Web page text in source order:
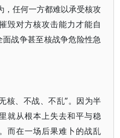
，任何一方都难以承受核攻
毁对方核攻击能力才能自
战争甚至核战争危险性急
核、不战、不乱”。因为半
就从根本上失去和平与稳
而在一场后果难卜的战乱